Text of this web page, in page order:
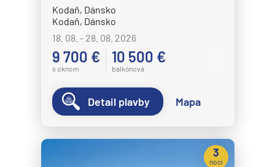
Kodaň, Dánsko
Kodaň, Dánsko
18. 08. - 28. 08. 2026
9 700 €
s oknom
10 500 €
balkónová
Detail plavby Mapa
3
noci